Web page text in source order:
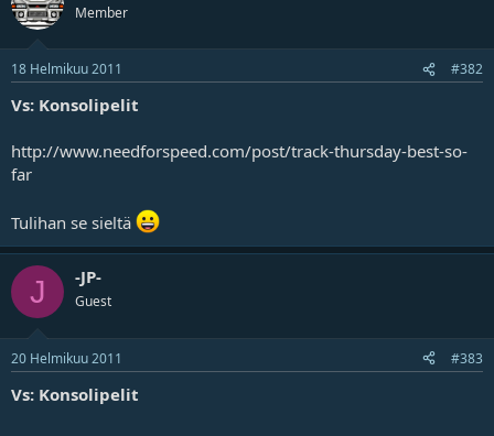
Member
18 Helmikuu 2011 #382
Vs: Konsolipelit
http://www.needforspeed.com/post/track-thursday-best-so-
far
Tulihan se sieltä
J -JP-
Guest
20 Helmikuu 2011 #383
Vs: Konsolipelit